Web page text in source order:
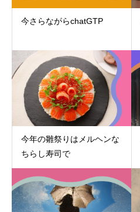
今さらながらchatGTP
今年の雛祭りはメルヘンな
ちらし寿司で